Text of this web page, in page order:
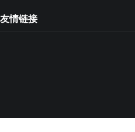
友情链接